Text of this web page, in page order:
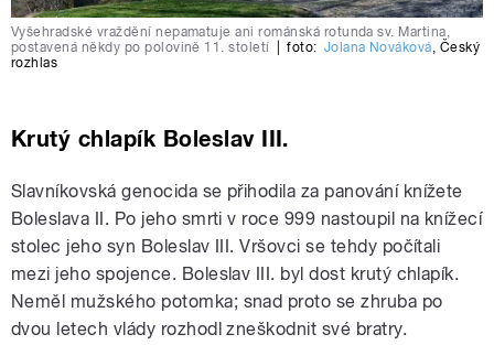
Vyšehradské vraždění nepamatuje ani románská rotunda sv. Martina,
postavená někdy po polovině 11. století
foto: Jolana Nováková, Český
rozhlas
Krutý chlapík Boleslav III.
Slavníkovská genocida se přihodila za panování knížete
Boleslava II. Po jeho smrti v roce 999 nastoupil na knížecí
stolec jeho syn Boleslav III. Vršovci se tehdy počítali
mezi jeho spojence. Boleslav III. byl dost krutý chlapík.
Neměl mužského potomka; snad proto se zhruba po
dvou letech vlády rozhodl zneškodnit své bratry.